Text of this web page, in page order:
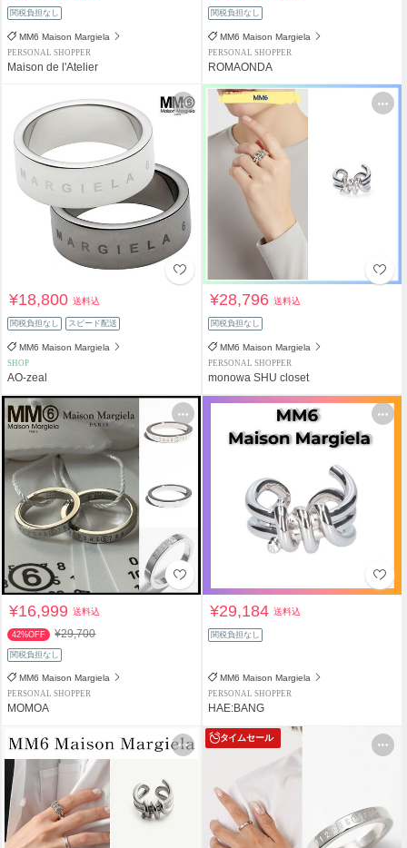
関税負担なし
MM6 Maison Margiela
PERSONAL SHOPPER
Maison de l'Atelier
関税負担なし
MM6 Maison Margiela
PERSONAL SHOPPER
ROMAONDA
¥18,800送料込
関税負担なし スピード配送
MM6 Maison Margiela
SHOP
AO-zeal
¥28,796送料込
関税負担なし
MM6 Maison Margiela
PERSONAL SHOPPER
monowa SHU closet
¥16,999送料込
42%OFF ¥29,700
関税負担なし
MM6 Maison Margiela
PERSONAL SHOPPER
MOMOA
¥29,184送料込
関税負担なし
MM6 Maison Margiela
PERSONAL SHOPPER
HAE:BANG
タイムセール